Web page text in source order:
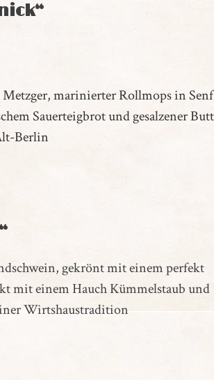
marinierter Rollmops in
Sauerteigbrot und gesalzener
Berlin
gekrönt mit einem perfekt
mit einem Hauch Kümmelstaub und
Wirtshaustradition